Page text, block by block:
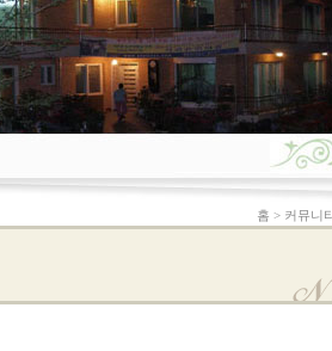
홈 > 커뮤니